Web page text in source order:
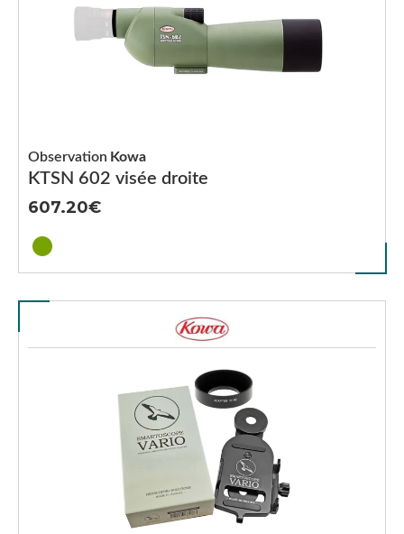
KTSN 602 visée droite
Observation Kowa
607.20